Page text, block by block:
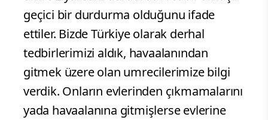
geçici bir durdurma olduğunu ifade
ettiler. Bizde Türkiye olarak derhal
tedbirlerimizi aldık, havaalanından
gitmek üzere olan umrecilerimize bilgi
verdik. Onların evlerinden çıkmamalarını
yada havaalanına gitmişlerse evlerine